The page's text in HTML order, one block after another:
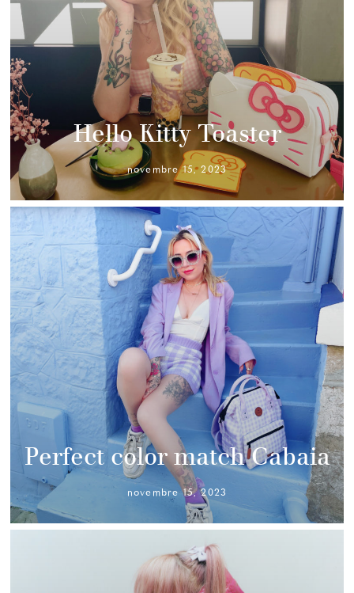
Hello Kitty Toaster
novembre 15, 2023
Perfect color match Cabaia
novembre 15, 2023